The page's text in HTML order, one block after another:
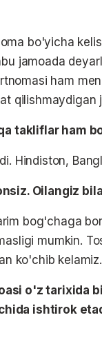
bo'yicha
jamoada
ham
takliflar ham
Hindiston,
Oilangiz
bog'chaga
mumkin.
ko'chib kelamiz.
o'z tarixida
ishtirok